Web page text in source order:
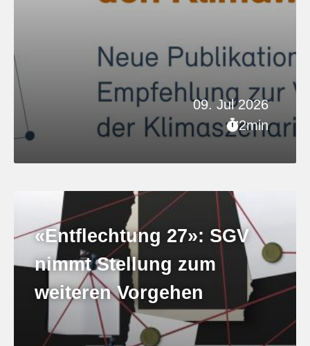
09. Jul 2026
2min
«Entflechtung 27»: SGV
nimmt Stellung zum
weiteren Vorgehen